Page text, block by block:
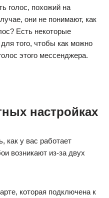
голос, похожий на
они не понимают, как
Есть некоторые
того, чтобы как можно
этого мессенджера.
настройках
как у вас работает
возникают из-за двух
которая подключена к